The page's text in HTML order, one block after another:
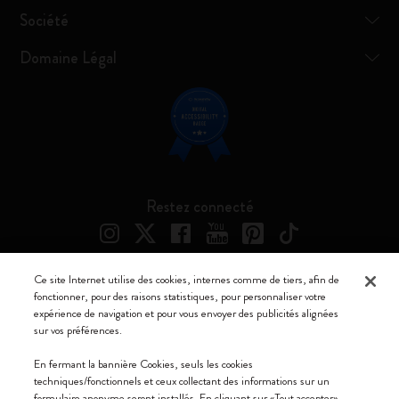
Société
Domaine Légal
Restez connecté
Moleskine ® est une marque enregistrée de Moleskine Srl a socio unico
Moleskine srl a socio unico - Via Bergognone, 34 – 20144 Milano -
Soc. €2.181.513,42
Ce site Internet utilise des cookies, internes comme de tiers, afin de
fonctionner, pour des raisons statistiques, pour personnaliser votre
expérience de navigation et pour vous envoyer des publicités alignées
sur vos préférences.
En fermant la bannière Cookies, seuls les cookies
techniques/fonctionnels et ceux collectant des informations sur un